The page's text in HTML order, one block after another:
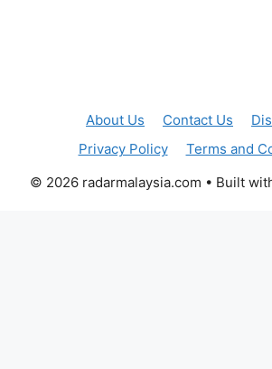
About Us Contact Us
Privacy Policy
Terms and
© 2026 radarmalaysia.com • Built